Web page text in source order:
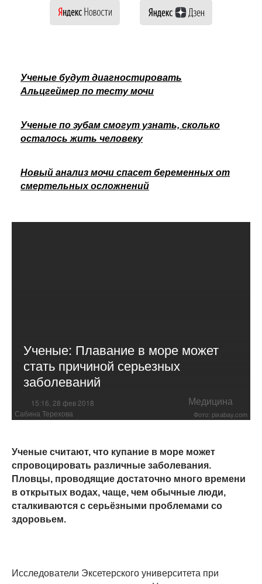
Ученые будут диагностировать
Альцгеймер по тесту мочи
Ученые по зубам смогут узнать, сколько
осталось жить человеку
Новый анализ мочи спасет беременных от
смертельных осложнений
Ученые: Плавание в море может
стать причиной серьезных
заболеваний
15:16, 28 фев 2018 Медицина
Сабина Терехова Фото: pixabay.com
Ученые считают, что купание в море может
спровоцировать различные заболевания.
Пловцы, проводящие достаточно много времени
в открытых водах, чаще, чем обычные люди,
сталкиваются с серьёзными проблемами со
здоровьем.
Исследователи Эксетерского университета при